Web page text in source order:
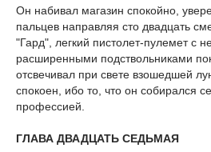
Он набивал магазин спокойно,
пальцев направляя сто двадцать
"Гард", легкий пистолет-пулемет с
расширенными подствольниками
отсвечивал при свете взошедшей
спокоен, ибо то, что он собирался
профессией.
ГЛАВА ДВАДЦАТЬ СЕДЬМАЯ